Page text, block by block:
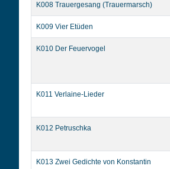
K008 Trauergesang (Trauermarsch)
K009 Vier Etüden
K010 Der Feuervogel
K011 Verlaine-Lieder
K012 Petruschka
K013 Zwei Gedichte von Konstantin